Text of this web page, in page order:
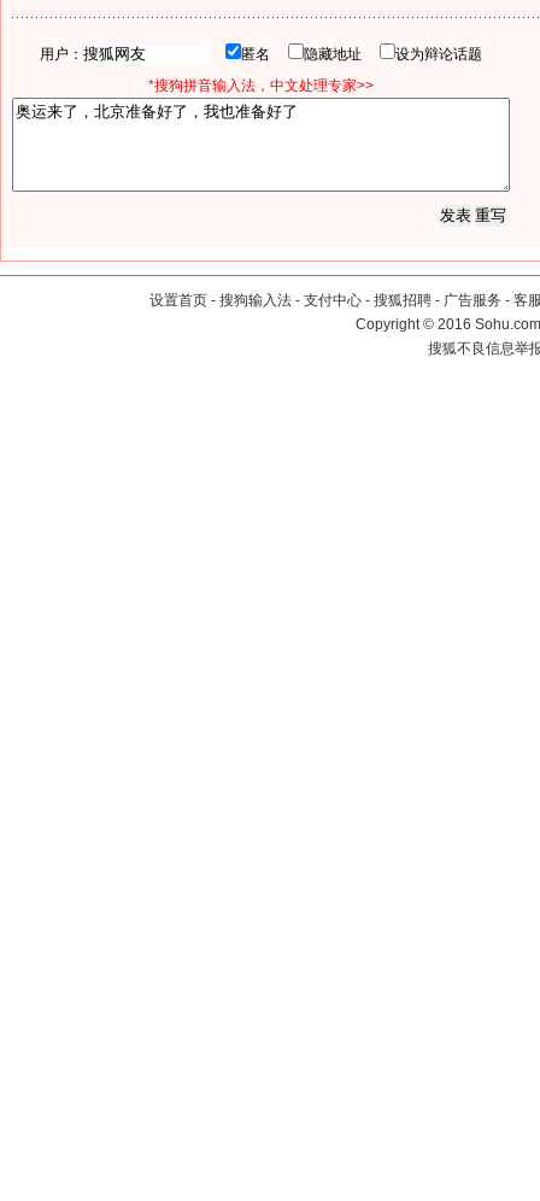
用户： 匿名 隐藏地址
设为辩论话题
*搜狗拼音输入法，中文处理专家>>
设置首页 - 搜狗输入法 - 支付中心 - 搜狐招聘 - 广告服务 - 客
Copyright©2016
搜狐不良信息举